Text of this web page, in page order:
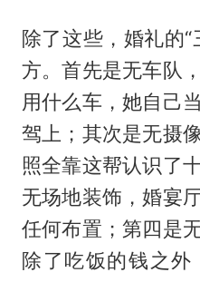
除了这些，婚礼的
方。首先是无车队
用什么车，她自己
驾上；其次是无摄
照全靠这帮认识了
无场地装饰，婚宴
任何布置；第四是
除了吃饭的钱之